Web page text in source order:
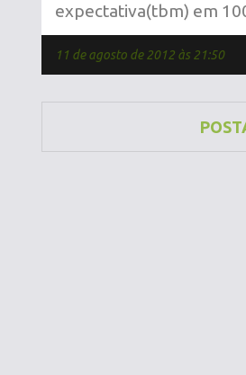
expectativa(tbm) em
11 de agosto de 2012 às 21:50